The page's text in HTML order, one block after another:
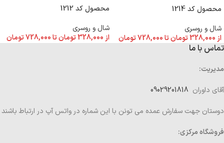
محصول کد 1214
شال و روسری
از 328,000تومانتا728,000تومان
محصول کد 1212
شال و روسری
از 328,000تومانتا728,000تومان
تماس با ما
مدیریت:
آقای داوران
دوستان جهت سفارش عمده می تونن با این شماره در واتس آپ در ارتباط باشند
فروشگاه مرکزی: